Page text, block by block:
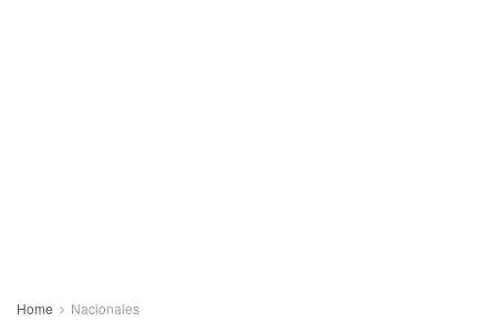
Home Nacionales